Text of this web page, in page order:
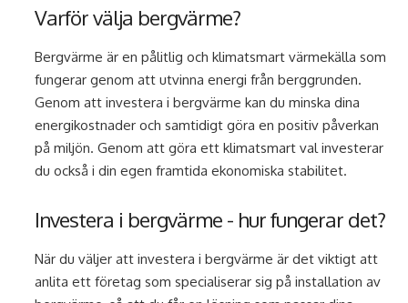
Varför välja bergvärme?
Bergvärme är en pålitlig och klimatsmart värmekälla som
fungerar genom att utvinna energi från berggrunden.
Genom att investera i bergvärme kan du minska dina
energikostnader och samtidigt göra en positiv påverkan
på miljön. Genom att göra ett klimatsmart val investerar
du också i din egen framtida ekonomiska stabilitet.
Investera i bergvärme - hur fungerar det?
När du väljer att investera i bergvärme är det viktigt att
anlita ett företag som specialiserar sig på installation av